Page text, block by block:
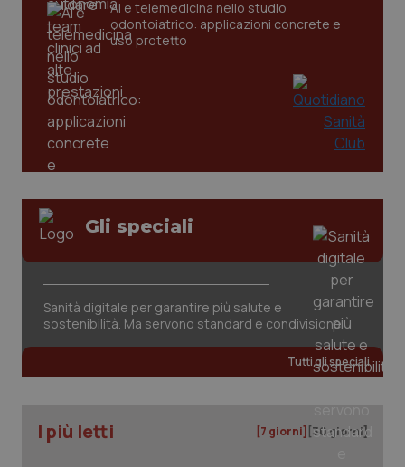
AI e telemedicina nello studio
odontoiatrico: applicazioni concrete e
uso protetto
Gli speciali
Sanità digitale per garantire più salute e
sostenibilità. Ma servono standard e condivisione
Tutti gli speciali
I più letti [7 giorni] [30 giorni]
tracking-enable
tracking-sites-ironfish-
session-id
www.quotidianosanita.it
.quotidianosanita.it